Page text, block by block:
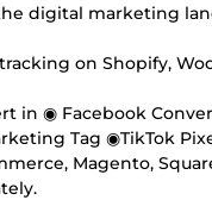
digital marketing
on Shopify,
in ◉ Facebook
Tag ◉TikTok
Magento,